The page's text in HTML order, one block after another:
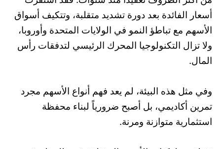
أسعار الفائدة بعد دورة تشديد متقلبة، وتتكيف أسواق
الأسهم مع تباطؤ النمو في الولايات المتحدة وأوروبا،
ولا تزال التكنولوجيا المحرك الرئيسي لتدفقات رأس
المال.
وفي مثل هذه البيئة، لم يعد فهم أنواع الأسهم مجرد
تمرين أكاديمي، بل أصبح ضرورياً لبناء محفظة
استثمارية متوازنة ومرنة.